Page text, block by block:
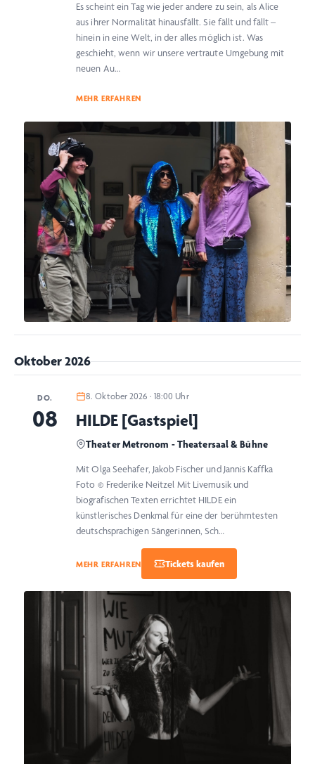
Es scheint ein Tag wie jeder andere zu sein, als Alice
aus ihrer Normalität hinausfällt. Sie fällt und fällt –
hinein in eine Welt, in der alles möglich ist. Was
geschieht, wenn wir unsere vertraute Umgebung mit
neuen Au…
MEHR ERFAHREN
Oktober 2026
DO.
08
8. Oktober 2026 · 18:00 Uhr
HILDE [Gastspiel]
Theater Metronom - Theatersaal & Bühne
Mit Olga Seehafer, Jakob Fischer und Jannis Kaffka
Foto © Frederike Neitzel Mit Livemusik und
biografischen Texten errichtet HILDE ein
künstlerisches Denkmal für eine der berühmtesten
deutschsprachigen Sängerinnen, Sch…
MEHR ERFAHREN